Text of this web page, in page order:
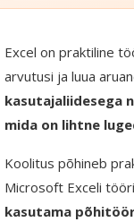
Excel on praktiline
arvutusi ja luua
kasutajaliidesega
mida on lihtne
Koolitus põhineb
Microsoft Exceli
kasutama